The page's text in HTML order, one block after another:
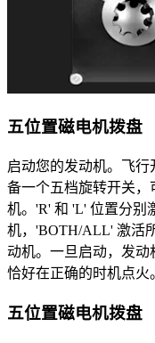
五位置磁电机拨盘
启动您的发动机。飞
备一个五档旋转开关
机。'R' 和 'L' 位置分别
机，'BOTH/ALL' 激活
动机。一旦启动，发
恰好在正确的时机点火
五位置磁电机拨盘